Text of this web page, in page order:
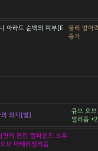
아라드 순백의 피부[E
물리 방어
증가
의 의지[빛]
큐브 오브
얼리즘 +2
연의 편린 컴파운드 보우
브 마테리얼리즘